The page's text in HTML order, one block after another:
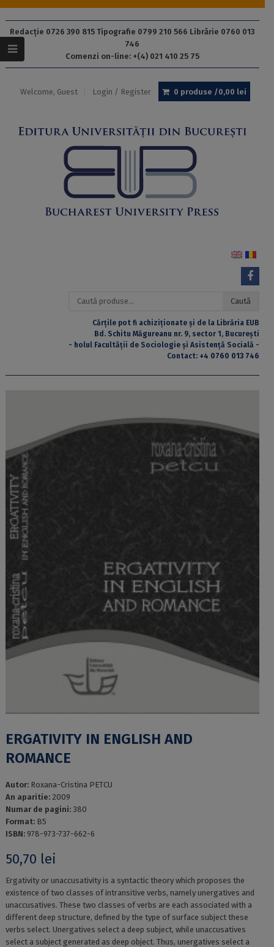
Redacție 0726 390 815 Tipografie 0799 210 566 Librărie 0760 013
746
Comenzi on-line: +(4) 021 410 25 75
Welcome, Guest Login / Register 0 produse /0,00 lei
Caută
Caută
Cărțile pot fi achiziționate și de la Librăria EUB
Bd. Schitu Măgureanu nr. 9, sector 1, București
- holul Facultății de Sociologie și Asistență Socială -
Contact: +4 0760 013 746
ERGATIVITY IN ENGLISH AND
ROMANCE
Autor: Roxana-Cristina PETCU
An aparitie: 2009
Numar de pagini: 380
Format: B5
ISBN: 978-973-737-662-6
50,70 lei
Ergativity or unaccusativity is a syntactic theory which proposes the
existence of two classes of intransitive verbs, namely unergatives and
unaccusatives. These two classes of verbs are each associated with a
different deep structure, defined by the type of surface subject these
verbs select. Unergatives select a deep subject, while unaccusatives
select a subject generated as deep object. Thus, unergatives select a